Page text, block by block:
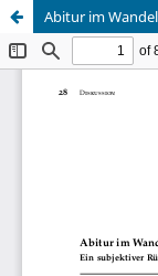
Abitur im